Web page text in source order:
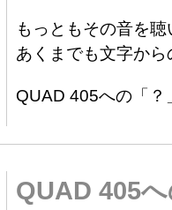
もっともその音を
あくまでも文字か
QUAD 405への「？
QUAD 405